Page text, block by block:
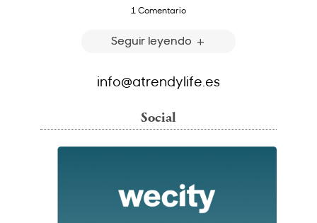
1 Comentario
Seguir leyendo
info@atrendylife.es
Social